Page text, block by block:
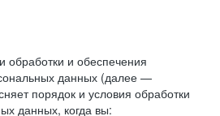
обработки и обеспечения
данных (далее —
порядок и условия обработки
данных, когда вы: